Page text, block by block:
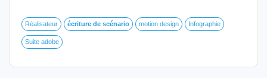
Réalisateur écriture de scénario motion design Infographie
Suite adobe